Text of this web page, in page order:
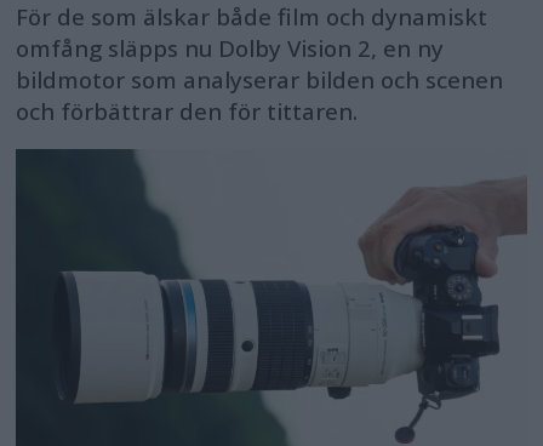
För de som älskar både film och dynamiskt
omfång släpps nu Dolby Vision 2, en ny
bildmotor som analyserar bilden och scenen
och förbättrar den för tittaren.